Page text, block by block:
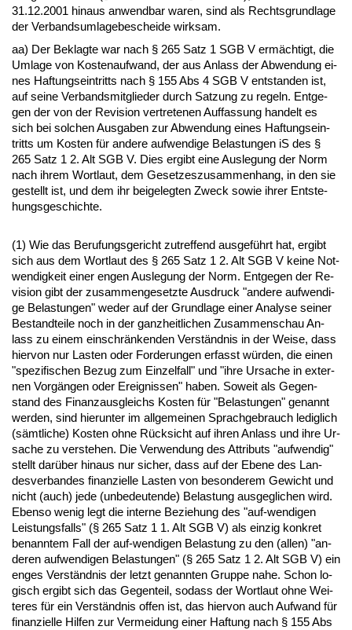
31.12.2001 hin­aus an­wend­bar wa­ren, sind als Rechts­grund­la­ge
der Ver­bands­um­la­ge­be­schei­de wirk­sam.
aa) Der Be­klag­te war nach § 265 Satz 1 SGB V ermäch­tigt, die
Um­la­ge von Kos­ten­auf­wand, der aus An­lass der Ab­wen­dung ei­
nes Haf­tungs­ein­tritts nach § 155 Abs 4 SGB V ent­stan­den ist,
auf sei­ne Ver­bands­mit­glie­der durch Sat­zung zu re­geln. Ent­ge­
gen der von der Re­vi­si­on ver­tre­te­nen Auf­fas­sung han­delt es
sich bei sol­chen Aus­ga­ben zur Ab­wen­dung ei­nes Haf­tungs­ein­
tritts um Kos­ten für an­de­re auf­wen­di­ge Be­las­tun­gen iS des §
265 Satz 1 2. Alt SGB V. Dies er­gibt ei­ne Aus­le­gung der Norm
nach ih­rem Wort­laut, dem Ge­set­zes­zu­sam­men­hang, in den sie
ge­stellt ist, und dem ihr bei­ge­leg­ten Zweck so­wie ih­rer Ent­ste­
hungs­ge­schich­te.
(1) Wie das Be­ru­fungs­ge­richt zu­tref­fend aus­geführt hat, er­gibt
sich aus dem Wort­laut des § 265 Satz 1 2. Alt SGB V kei­ne Not­
wen­dig­keit ei­ner en­gen Aus­le­gung der Norm. Ent­ge­gen der Re­
vi­si­on gibt der zu­sam­men­ge­setz­te Aus­druck "an­de­re auf­wen­di­
ge Be­las­tun­gen" we­der auf der Grund­la­ge ei­ner Ana­ly­se sei­ner
Be­stand­tei­le noch in der ganz­heit­li­chen Zu­sam­men­schau An­
lass zu ei­nem ein­schränken­den Verständ­nis in der Wei­se, dass
hier­von nur Las­ten oder For­de­run­gen er­fasst würden, die ei­nen
"spe­zi­fi­schen Be­zug zum Ein­zel­fall" und "ih­re Ur­sa­che in ex­ter­
nen Vorgängen oder Er­eig­nis­sen" ha­ben. So­weit als Ge­gen­
stand des Fi­nanz­aus­gleichs Kos­ten für "Be­las­tun­gen" ge­nannt
wer­den, sind hier­un­ter im all­ge­mei­nen Sprach­ge­brauch le­dig­lich
(sämt­li­che) Kos­ten oh­ne Rück­sicht auf ih­ren An­lass und ih­re Ur­
sa­che zu ver­ste­hen. Die Ver­wen­dung des At­tri­buts "auf­wen­dig"
stellt darüber hin­aus nur si­cher, dass auf der Ebe­ne des Lan­
des­ver­ban­des fi­nan­zi­el­le Las­ten von be­son­de­rem Ge­wicht und
nicht (auch) je­de (un­be­deu­ten­de) Be­las­tung aus­ge­gli­chen wird.
Eben­so we­nig legt die in­ter­ne Be­zie­hung des "auf-wen­di­gen
Leis­tungs­falls" (§ 265 Satz 1 1. Alt SGB V) als ein­zig kon­kret
be­nann­tem Fall der auf-wen­di­gen Be­las­tung zu den (al­len) "an­
de­ren auf­wen­di­gen Be­las­tun­gen" (§ 265 Satz 1 2. Alt SGB V) ein
en­ges Verständ­nis der letzt ge­nann­ten Grup­pe na­he. Schon lo­
gisch er­gibt sich das Ge­gen­teil, so­dass der Wort­laut oh­ne Wei­
te­res für ein Verständ­nis of­fen ist, das hier­von auch Auf­wand für
fi­nan­zi­el­le Hil­fen zur Ver­mei­dung ei­ner Haf­tung nach § 155 Abs